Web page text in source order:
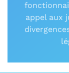
appel aux